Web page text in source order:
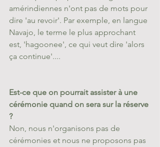
amérindiennes n'ont pas de mots pour
dire 'au revoir'. Par exemple, en langue
Navajo, le terme le plus approchant
est, 'hagoonee', ce qui veut dire 'alors
ça continue'....
Est-ce que on pourrait assister à une
cérémonie quand on sera sur la réserve
?
Non, nous n'organisons pas de
cérémonies et nous ne proposons pas